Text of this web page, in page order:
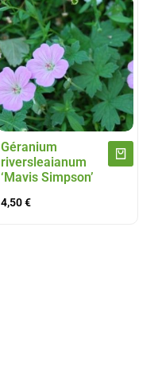
Géranium
riversleaianum
‘Mavis Simpson’
4,50€